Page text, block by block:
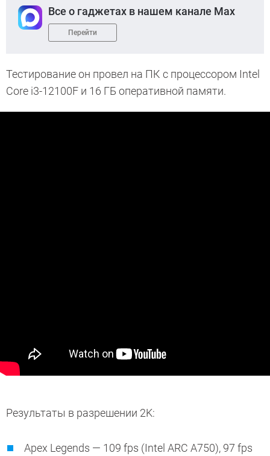
Все о гаджетах в нашем канале Max
Перейти
Тестирование он провел на ПК с процессором Intel
Core i3-12100F и 16 ГБ оперативной памяти.
Результаты в разрешении 2K:
Apex Legends — 109 fps (Intel ARC A750), 97 fps